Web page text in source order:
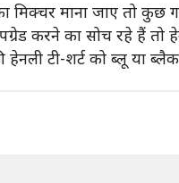
मिक्चर माना जाए तो कुछ
करने का सोच रहे हैं तो
टी-शर्ट को ब्लू या